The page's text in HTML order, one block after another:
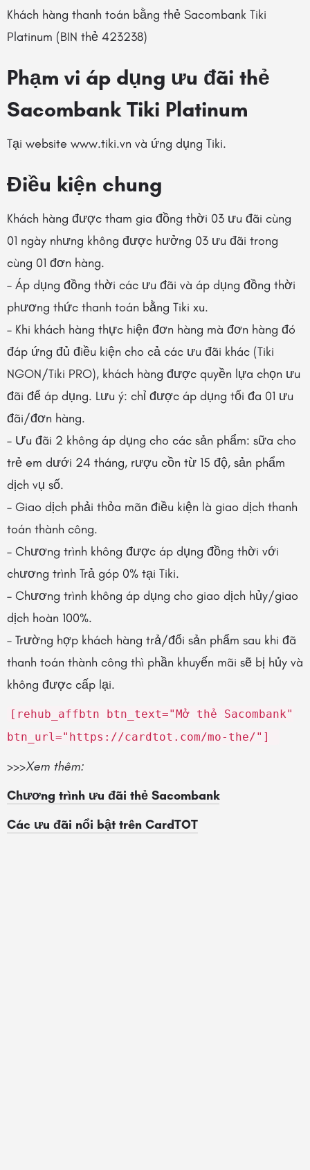
Khách hàng thanh toán bằng thẻ Sacombank Tiki
Platinum (BIN thẻ 423238)
Phạm vi áp dụng ưu đãi thẻ
Sacombank Tiki Platinum
Tại website www.tiki.vn và ứng dụng Tiki.
Điều kiện chung
Khách hàng được tham gia đồng thời 03 ưu đãi cùng
01 ngày nhưng không được hưởng 03 ưu đãi trong
cùng 01 đơn hàng.
– Áp dụng đồng thời các ưu đãi và áp dụng đồng thời
phương thức thanh toán bằng Tiki xu.
– Khi khách hàng thực hiện đơn hàng mà đơn hàng đó
đáp ứng đủ điều kiện cho cả các ưu đãi khác (Tiki
NGON/Tiki PRO), khách hàng được quyền lựa chọn ưu
đãi để áp dụng. Lưu ý: chỉ được áp dụng tối đa 01 ưu
đãi/đơn hàng.
– Ưu đãi 2 không áp dụng cho các sản phẩm: sữa cho
trẻ em dưới 24 tháng, rượu cồn từ 15 độ, sản phẩm
dịch vụ số.
– Giao dịch phải thỏa mãn điều kiện là giao dịch thanh
toán thành công.
– Chương trình không được áp dụng đồng thời với
chương trình Trả góp 0% tại Tiki.
– Chương trình không áp dụng cho giao dịch hủy/giao
dịch hoàn 100%.
– Trường hợp khách hàng trả/đổi sản phẩm sau khi đã
thanh toán thành công thì phần khuyến mãi sẽ bị hủy và
không được cấp lại.
[rehub_affbtn btn_text="Mở thẻ Sacombank"
btn_url="https://cardtot.com/mo-the/"]
>>>Xem thêm:
Chương trình ưu đãi thẻ Sacombank
Các ưu đãi nổi bật trên CardTOT